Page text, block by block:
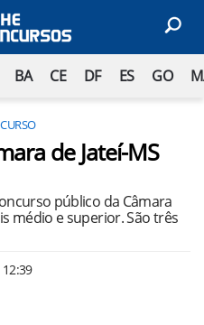
BA CE DF ES GO
de Jateí-MS
público da Câmara
médio e superior. São três